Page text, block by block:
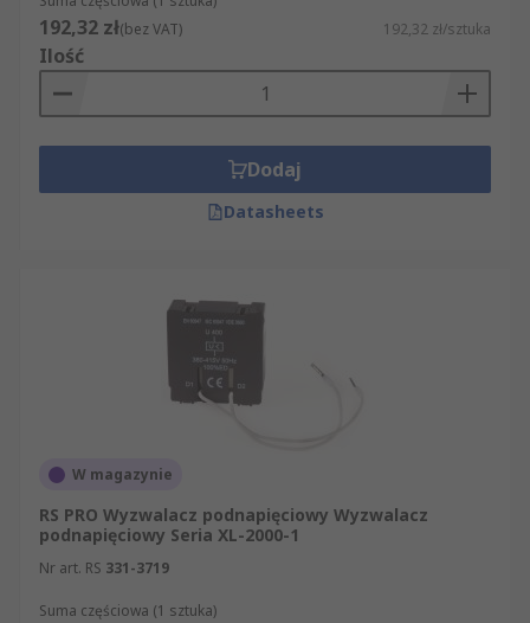
192,32 zł(bez VAT) 192,32 zł/sztuka
Ilość
Dodaj
Datasheets
W magazynie
RS PRO Wyzwalacz podnapięciowy Wyzwalacz
podnapięciowy Seria XL-2000-1
Nr art. RS 331-3719
Suma częściowa (1 sztuka)